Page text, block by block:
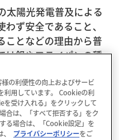
太陽光発電普及による
ず安全であること、
ことなどの理由から普
は鍋やフライパンの種
ン電気では、IH用の
イオードなどを取りそ
の利便性の向上およびサービ
利用しています。 Cookieの利
受け入れる」をクリックして
合は、「すべて拒否する」をク
る場合は、「Cookie設定」を
プライバシーポリシーをご